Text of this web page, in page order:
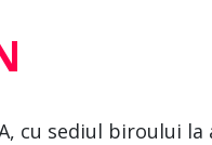
cu sediul biroului